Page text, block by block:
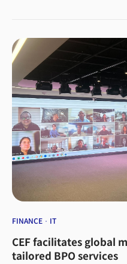
지역에 투자된다"면서 여전히 실리
중요한 역할을 하고 있다고 강조했
본사가 있는 시애틀은 클라우드 관
LA는 콘텐츠 사업, 뉴욕은 패션과
등 지역별로 특색에 맞는 실리콘밸
있다"고 설명했다. 지역적 특성에
것이다. 공경록 파트너는 트럼프 2
꼽았다. 그는 "트럼프 2기에는 관세
이뤄질 것"이라며 "제조 강국인 한
있는 지역"이라고 분석했다. 특히 "
확실히 성장속도가 빠르게 느껴진
이뤄질 것"이라고 내다봤다. 다만 실
회귀하고 있다고 공 파트너는 분석
한계 때문에 캘리포니아 지역에만
좋은 인재와 좋은 자본, 그리고 스타
FINANCE IT
CEF facilitates global
tailored BPO services